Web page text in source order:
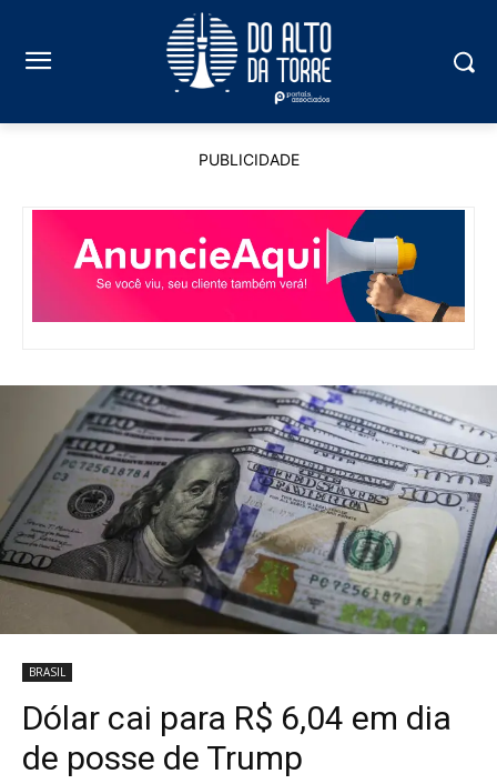
PUBLICIDADE
BRASIL
Dólar cai para R$ 6,04 em dia
de posse de Trump